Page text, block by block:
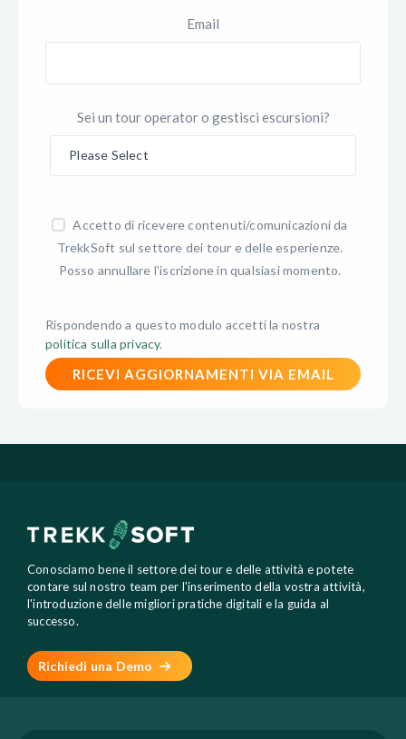
Email
Sei un tour operator o gestisci escursioni?
Accetto di ricevere contenuti/comunicazioni da
TrekkSoft sul settore dei tour e delle esperienze.
Posso annullare l'iscrizione in qualsiasi momento.
Rispondendo a questo modulo accetti la nostra
politica sulla privacy.
Conosciamo bene il settore dei tour e delle attività e potete
contare sul nostro team per l'inserimento della vostra attività,
l'introduzione delle migliori pratiche digitali e la guida al
successo.
Richiedi una Demo